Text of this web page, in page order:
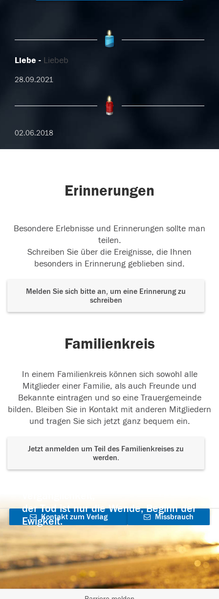
Liebe Liebeb
28.09.2021
02.06.2018
Erinnerungen
Besondere Erlebnisse und Erinnerungen sollte man
teilen.
Schreiben Sie über die Ereignisse, die Ihnen
besonders in Erinnerung geblieben sind.
Melden Sie sich bitte an, um eine Erinnerung zu
schreiben
Familienkreis
In einem Familienkreis können sich sowohl alle
Mitglieder einer Familie, als auch Freunde und
Bekannte eintragen und so eine Trauergemeinde
bilden. Bleiben Sie in Kontakt mit anderen Mitgliedern
und tragen Sie sich jetzt ganz bequem ein.
Jetzt anmelden um Teil des Familienkreises zu
werden.
der Tod ist nur die Wende, Beginn der
Ewigkeit.
Kontakt zum Verlag
aufnehmen
Missbrauch